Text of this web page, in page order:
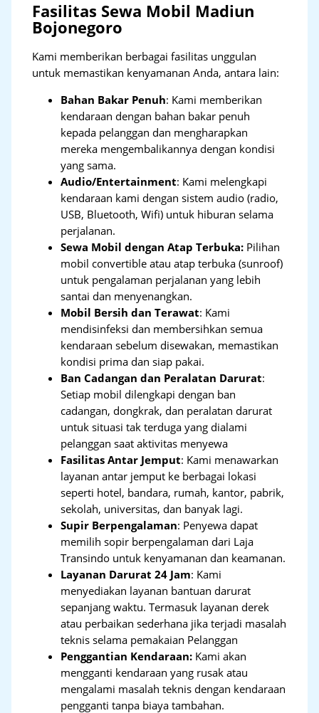
Fasilitas Sewa Mobil Madiun
Bojonegoro
Kami memberikan berbagai fasilitas unggulan
untuk memastikan kenyamanan Anda, antara lain:
Bahan Bakar Penuh: Kami memberikan
kendaraan dengan bahan bakar penuh
kepada pelanggan dan mengharapkan
mereka mengembalikannya dengan kondisi
yang sama.
Audio/Entertainment: Kami melengkapi
kendaraan kami dengan sistem audio (radio,
USB, Bluetooth, Wifi) untuk hiburan selama
perjalanan.
Sewa Mobil dengan Atap Terbuka: Pilihan
mobil convertible atau atap terbuka (sunroof)
untuk pengalaman perjalanan yang lebih
santai dan menyenangkan.
Mobil Bersih dan Terawat: Kami
mendisinfeksi dan membersihkan semua
kendaraan sebelum disewakan, memastikan
kondisi prima dan siap pakai.
Ban Cadangan dan Peralatan Darurat:
Setiap mobil dilengkapi dengan ban
cadangan, dongkrak, dan peralatan darurat
untuk situasi tak terduga yang dialami
pelanggan saat aktivitas menyewa
Fasilitas Antar Jemput: Kami menawarkan
layanan antar jemput ke berbagai lokasi
seperti hotel, bandara, rumah, kantor, pabrik,
sekolah, universitas, dan banyak lagi.
Supir Berpengalaman: Penyewa dapat
memilih sopir berpengalaman dari Laja
Transindo untuk kenyamanan dan keamanan.
Layanan Darurat 24 Jam: Kami
menyediakan layanan bantuan darurat
sepanjang waktu. Termasuk layanan derek
atau perbaikan sederhana jika terjadi masalah
teknis selama pemakaian Pelanggan
Penggantian Kendaraan: Kami akan
mengganti kendaraan yang rusak atau
mengalami masalah teknis dengan kendaraan
pengganti tanpa biaya tambahan.